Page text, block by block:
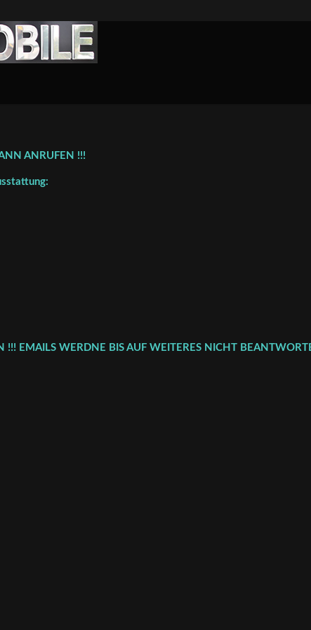
ANRUFEN !!!
!!! EMAILS WERDNE BIS AUF WEITERES NICHT